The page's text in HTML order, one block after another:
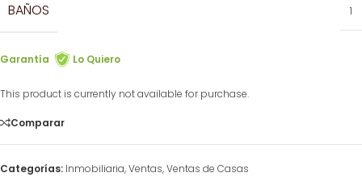
BAÑOS 1
Garantía Lo Quiero
This product is currently not available for purchase.
Comparar
Categorías: Inmobiliaria,Ventas,Ventas de Casas